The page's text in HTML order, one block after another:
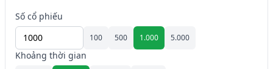
Số cổ phiếu
100 500 1.000 5.000
Khoảng thời gian